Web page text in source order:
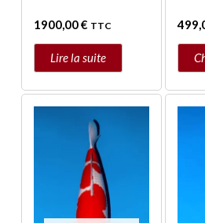
1900,00€ TTC
Lire la suite